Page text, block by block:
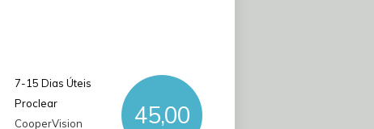
45,00
7-15 Dias Úteis
Proclear
CooperVision